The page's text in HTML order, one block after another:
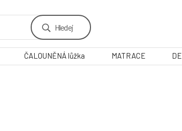
Hledej
ČALOUNĚNÁ lůžka MATRACE